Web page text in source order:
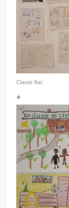
Classe 8ac
+